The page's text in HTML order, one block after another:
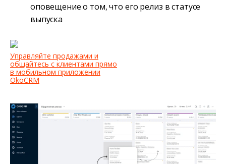
оповещение о том, что его релиз в статусе
выпуска
Управляйте продажами и
общайтесь с клиентами прямо
в мобильном приложении
OkoCRM